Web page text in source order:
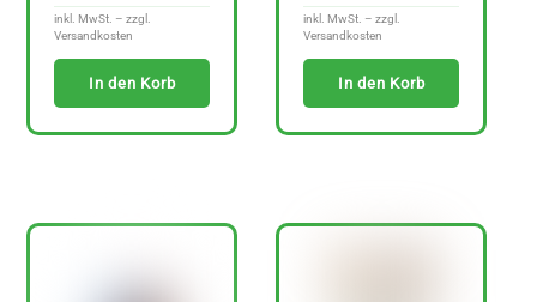
inkl. MwSt. – zzgl.
Versandkosten
In den Korb
inkl. MwSt. – zzgl.
Versandkosten
In den Korb